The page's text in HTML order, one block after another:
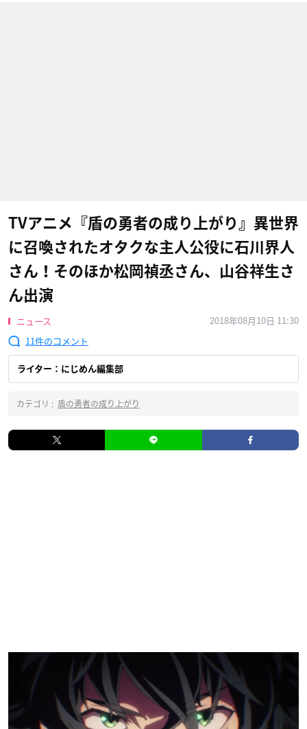
TVアニメ『盾の勇者の成り上がり』異世界
に召喚されたオタクな主人公役に石川界人
さん！そのほか松岡禎丞さん、山谷祥生さ
ん出演
ニュース
2018年08月10日 11:30
11
ライター：にじめん編集部
カテゴリ : 盾の勇者の成り上がり